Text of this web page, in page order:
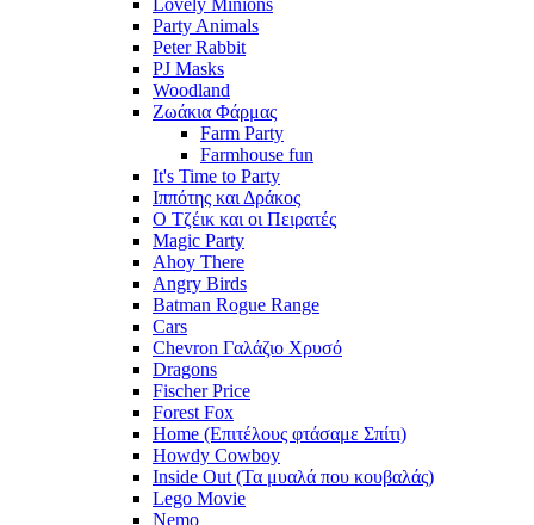
Lovely Minions
Party Animals
Peter Rabbit
PJ Masks
Woodland
Ζωάκια Φάρμας
Farm Party
Farmhouse fun
It's Time to Party
Ιππότης και Δράκος
Ο Τζέικ και οι Πειρατές
Magic Party
Ahoy There
Angry Birds
Batman Rogue Range
Cars
Chevron Γαλάζιο Χρυσό
Dragons
Fischer Price
Forest Fox
Home (Επιτέλους φτάσαμε Σπίτι)
Howdy Cowboy
Inside Out (Τα μυαλά που κουβαλάς)
Lego Movie
Nemo